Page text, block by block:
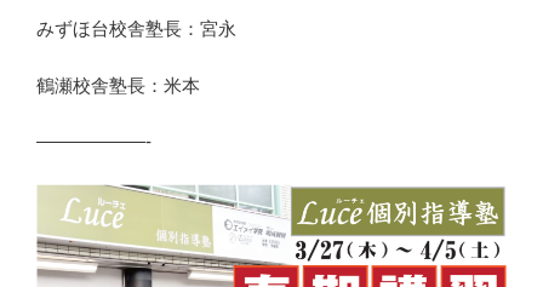
みずほ台校舎塾長：宮永
鶴瀬校舎塾長：米本
——————-